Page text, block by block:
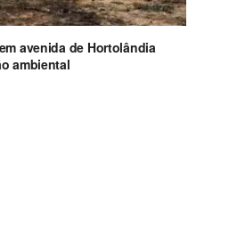
avenida de Hortolândia
ambiental